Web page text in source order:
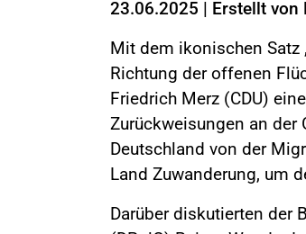
23.06.2025 | Erstellt von
Mit dem ikonischen Satz
Richtung der offenen
Friedrich Merz (CDU)
Zurückweisungen an der
Deutschland von der
Land Zuwanderung, um
Darüber diskutierten der